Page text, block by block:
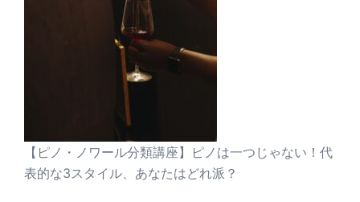
【ピノ・ノワール分類講座】ピノは一つじゃない！代
表的な3スタイル、あなたはどれ派？